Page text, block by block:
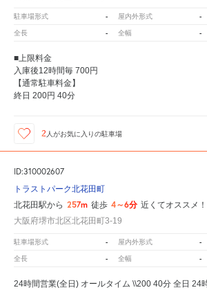
駐車場形式 - 屋内外形式 -
全長 - 全幅 -
■上限料金
入庫後12時間毎 700円
【通常駐車料金】
終日 200円 40分
2 人がお気に入りの駐車場
ID:310002607
トラストパーク北花田町
北花田駅から 257m 徒歩 4～6分 近くてオススメ！
大阪府堺市北区北花田町3-19
駐車場形式 - 屋内外形式 -
全長 - 全幅 -
24時間営業(全日) オールタイム \\200 40分 全日 24